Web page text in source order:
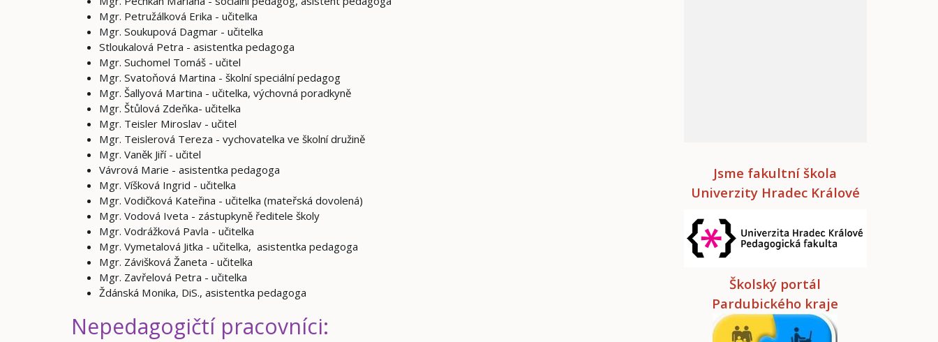
Mgr. Petružálková Erika - učitelka
Mgr. Soukupová Dagmar - učitelka
Stloukalová Petra - asistentka pedagoga
Mgr. Suchomel Tomáš - učitel
Mgr. Svatoňová Martina - školní speciální pedagog
Mgr. Šallyová Martina - učitelka, výchovná poradkyně
Mgr. Štůlová Zdeňka- učitelka
Mgr. Teisler Miroslav - učitel
Mgr. Teislerová Tereza - vychovatelka ve školní družině
Mgr. Vaněk Jiří - učitel
Vávrová Marie - asistentka pedagoga
Mgr. Víšková Ingrid - učitelka
Mgr. Vodičková Kateřina - učitelka (mateřská dovolená)
Mgr. Vodová Iveta - zástupkyně ředitele školy
Mgr. Vodrážková Pavla - učitelka
Mgr. Vymetalová Jitka - učitelka, asistentka pedagoga
Mgr. Závišková Žaneta - učitelka
Mgr. Zavřelová Petra - učitelka
Ždánská Monika, DiS., asistentka pedagoga
Nepedagogičtí pracovníci:
Jsme fakultní škola
Univerzity Hradec Králové
Školský portál
Pardubického kraje